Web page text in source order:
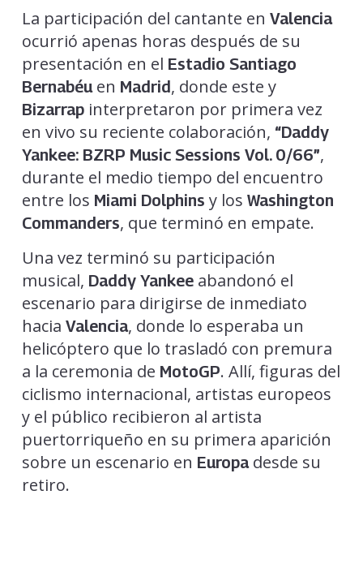
La participación del cantante en Valencia
ocurrió apenas horas después de su
presentación en el Estadio Santiago
Bernabéuen Madrid, donde este y
Bizarrapinterpretaron por primera vez
en vivo su reciente colaboración, “Daddy
Yankee: BZRP Music Sessions Vol. 0/66”,
durante el medio tiempo del encuentro
entre los Miami Dolphins y los Washington
Commanders, que terminó en empate.
Una vez terminó su participación
musical, Daddy Yankeeabandonó el
escenario para dirigirse de inmediato
hacia Valencia, donde lo esperaba un
helicóptero que lo trasladó con premura
a la ceremonia de MotoGP. Allí, figuras del
ciclismo internacional, artistas europeos
y el público recibieron al artista
puertorriqueño en su primera aparición
sobre un escenario en Europadesde su
retiro.